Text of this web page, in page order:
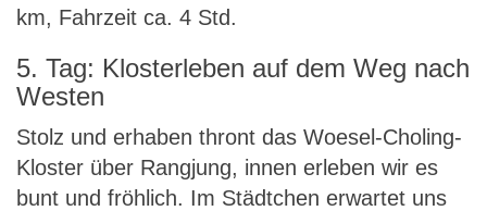
km, Fahrzeit ca. 4 Std.
5. Tag: Klosterleben auf dem Weg nach
Westen
Stolz und erhaben thront das Woesel-Choling-
Kloster über Rangjung, innen erleben wir es
bunt und fröhlich. Im Städtchen erwartet uns